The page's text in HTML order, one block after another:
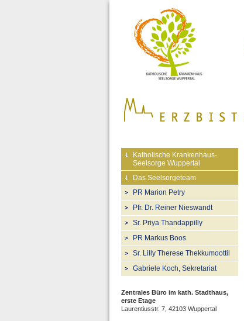
Katholische Krankenhaus-
Seelsorge Wuppertal
Das Seelsorgeteam
PR Marion Petry
Pfr. Dr. Reiner Nieswandt
Sr. Priya Thandappilly
PR Markus Boos
Sr. Lilly Therese Thekkumoottil
Gabriele Koch, Sekretariat
Zentrales Büro im kath. Stadthaus,
erste Etage
Laurentiusstr. 7, 42103 Wuppertal